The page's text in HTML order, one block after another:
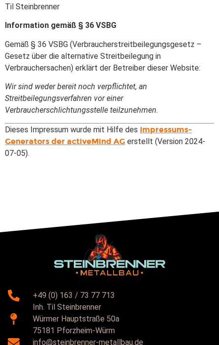
Til Steinbrenner
Information gemäß § 36 VSBG
Gemäß § 36 VSBG (Verbraucherstreitbeilegungsgesetz –
Gesetz über die alternative Streitbeilegung in
Verbrauchersachen) erklärt der Betreiber dieser Website:
Wir sind weder bereit noch verpflichtet, an
Streitbeilegungsverfahren vor einer
Verbraucherschlichtungsstelle teilzunehmen.
Dieses Impressum wurde mit Hilfe des Impressums-
Generators der activeMind AG erstellt (Version 2024-
07-05).
+49 (0) 163 / 73 77 713
Inh. Til Steinbrenner
Würmer Hauptstraße 50a
75181 Pforzheim-Würm
info@steinbrenner-metallbau.de